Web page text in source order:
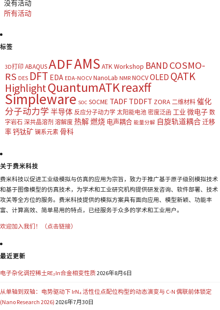
没有活动
所有活动
标签
3D打印 ABAQUSADFAMS ATK Workshop BAND COSMO-
RS DES DFT EDA EDA-NOCV NanoLab NMR NOCVOLED QATK
HighlightQuantumATKreaxff
Simpleware SOC SOCME TADF TDDFT ZORA 二维材料 催化
分子动力学 半导体 反应分子动力学 太阳能电池 密度泛函 工业微电子 数
字岩石 深共晶溶剂 溶解度 热解燃烧 电声耦合 能量分解 自旋轨道耦合迁移
率钙钛矿 镧系元素 骨科
关于费米科技
费米科技以促进工业级模拟与仿真的应用为宗旨，致力于推广基于原子级别模拟技术
和基于图像模型的仿真技术，为学术和工业研究机构提供研发咨询、软件部署、技术
攻关等全方位的服务。费米科技提供的模拟方案具有面向应用、模型新颖、功能丰
富、计算高效、简单易用的特点，已经服务于众多的学术和工业用户。
欢迎加入我们！（点击链接）
最近更新
电子杂化调控稀土RE₂In合金相变性质2026年8月6日
从单轴到双轴：电势驱动下 IrN₄ 活性位点配位构型的动态演变与 C-N 偶联前体锁定
(Nano Research 2026) 2026年7月30日